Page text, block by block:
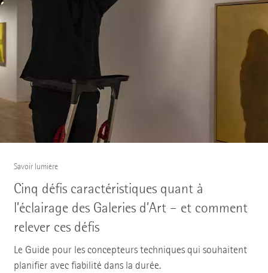
Savoir lumière
Cinq défis caractéristiques quant à
l’éclairage des Galeries d’Art – et comment
relever ces défis
Le Guide pour les concepteurs techniques qui souhaitent
planifier avec fiabilité dans la durée.